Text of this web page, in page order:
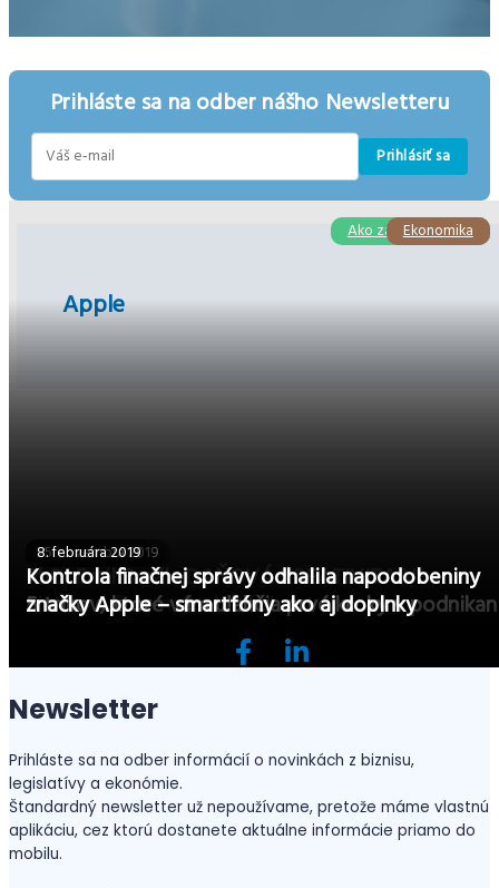
Prihláste sa na odber nášho Newsletteru
Prihlásiť sa
Apple
4. decembra 2019
PhD. Emil Burák: DAŇOVÁ KREATIVITA V. –
niektoré finty najbohatších
Podnikanie
25. novembra 2019
5 trikov, ktoré vám uľahčia prvé kroky v
Ako začať podnikať
8. februára 2019
Kontrola finačnej správy odhalila napodobeniny
značky Apple – smartfóny ako aj doplnky
Ekonomika
Newsletter
Prihláste sa na odber informácií o novinkách z biznisu,
legislatívy a ekonómie.
Štandardný newsletter už nepoužívame, pretože máme vlastnú
aplikáciu, cez ktorú dostanete aktuálne informácie priamo do
mobilu.